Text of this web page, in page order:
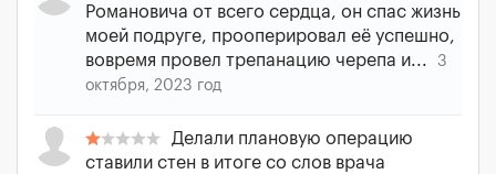
Романовича от всего сердца, он спас жизнь
моей подруге, прооперировал её успешно,
вовремя провел трепанацию черепа и...
3
октября, 2023 год
Делали плановую операцию
ставили стен в итоге со слов врача